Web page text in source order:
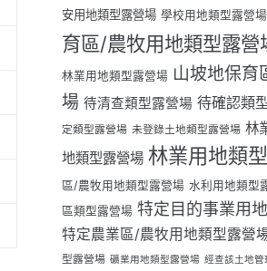
安用地類型露營場 學校用地類型露營場
育區/農牧用地類型露營
林業用地類型露營場 山坡地保育
場 待清查類型露營場 待確認類
定類型露營場 未登錄土地類型露營場 林
地類型露營場 林業用地類
區/農牧用地類型露營場 水利用地類型
區類型露營場 特定目的事業用
特定農業區/農牧用地類型露營
型露營場 礦業用地類型露營場 經查該土地管